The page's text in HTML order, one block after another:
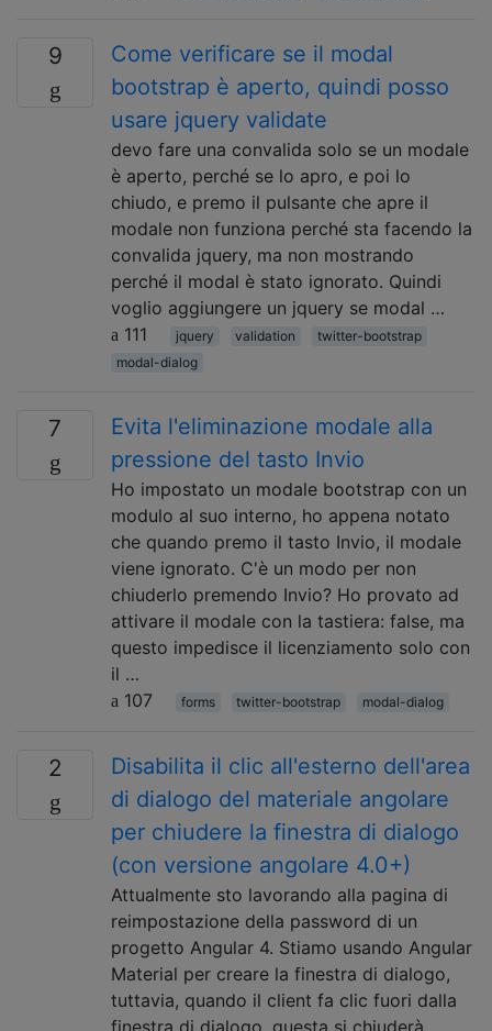
9
Come verificare se il modal
bootstrap è aperto, quindi posso
usare jquery validate
devo fare una convalida solo se un modale
è aperto, perché se lo apro, e poi lo
chiudo, e premo il pulsante che apre il
modale non funziona perché sta facendo la
convalida jquery, ma non mostrando
perché il modal è stato ignorato. Quindi
voglio aggiungere un jquery se modal …
111
jquery validation
twitter-bootstrap
modal-dialog
7
Evita l'eliminazione modale alla
pressione del tasto Invio
Ho impostato un modale bootstrap con un
modulo al suo interno, ho appena notato
che quando premo il tasto Invio, il modale
viene ignorato. C'è un modo per non
chiuderlo premendo Invio? Ho provato ad
attivare il modale con la tastiera: false, ma
questo impedisce il licenziamento solo con
il …
107
forms twitter-bootstrap modal-dialog
2
Disabilita il clic all'esterno dell'area
di dialogo del materiale angolare
per chiudere la finestra di dialogo
(con versione angolare 4.0+)
Attualmente sto lavorando alla pagina di
reimpostazione della password di un
progetto Angular 4. Stiamo usando Angular
Material per creare la finestra di dialogo,
tuttavia, quando il client fa clic fuori dalla
finestra di dialogo, questa si chiuderà